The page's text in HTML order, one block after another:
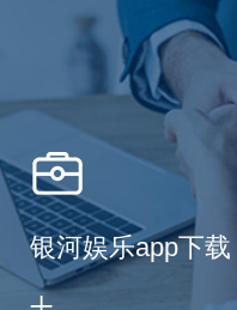
银河娱乐app下载